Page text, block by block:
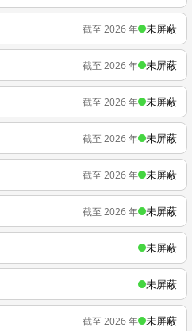
截至 2026 年 未屏蔽
截至 2026 年 未屏蔽
截至 2026 年 未屏蔽
截至 2026 年 未屏蔽
截至 2026 年 未屏蔽
截至 2026 年 未屏蔽
未屏蔽
未屏蔽
截至 2026 年 未屏蔽